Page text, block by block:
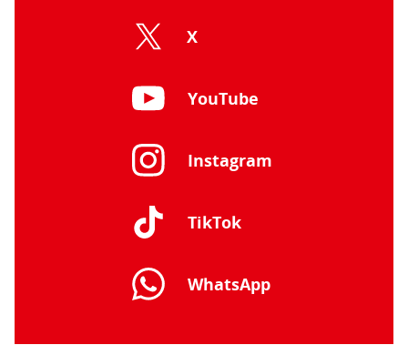
X
YouTube
Instagram
TikTok
WhatsApp